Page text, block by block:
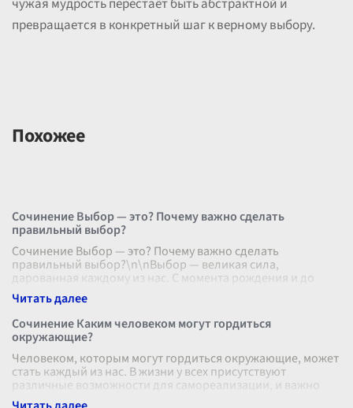
чужая мудрость перестаёт быть абстрактной и
превращается в конкретный шаг к верному выбору.
Похожее
Сочинение Выбор — это? Почему важно сделать
правильный выбор?
Сочинение Выбор — это? Почему важно сделать
правильный выбор?\n\nВыбор — великая сила,
дарованная каждому из нас. С момента рождения и до
последнего вздоха мы постоянно сталкиваемс
Сочинение Каким человеком могут гордиться
окружающие?
Человеком, которым могут гордиться окружающие, может
стать каждый из нас. В жизни у всех присутствуют
различные возможности для самореализации, и важно
уметь их распознавать и испо